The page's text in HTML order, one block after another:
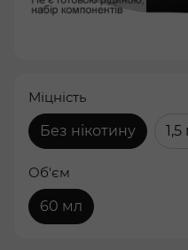
Міцність
Без нікотину
1,5
Об'єм
60 мл